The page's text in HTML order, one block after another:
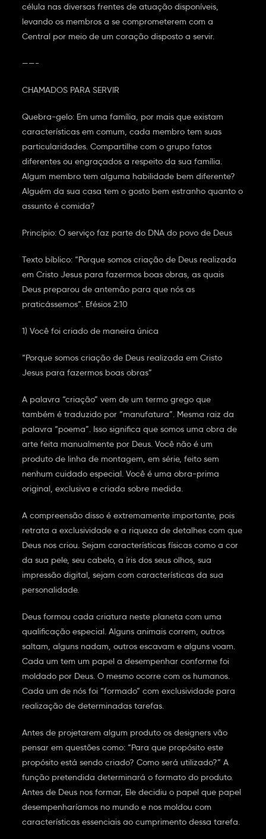
célula nas diversas frentes de atuação disponíveis,
levando os membros a se comprometerem com a
Central por meio de um coração disposto a servir.
——-
CHAMADOS PARA SERVIR
Quebra-gelo: Em uma família, por mais que existam
características em comum, cada membro tem suas
particularidades. Compartilhe com o grupo fatos
diferentes ou engraçados a respeito da sua família.
Algum membro tem alguma habilidade bem diferente?
Alguém da sua casa tem o gosto bem estranho quanto o
assunto é comida?
Princípio: O serviço faz parte do DNA do povo de Deus
Texto bíblico: “Porque somos criação de Deus realizada
em Cristo Jesus para fazermos boas obras, as quais
Deus preparou de antemão para que nós as
praticássemos”. Efésios 2:10
1) Você foi criado de maneira única
“Porque somos criação de Deus realizada em Cristo
Jesus para fazermos boas obras”
A palavra “criação” vem de um termo grego que
também é traduzido por “manufatura”. Mesma raiz da
palavra “poema”. Isso significa que somos uma obra de
arte feita manualmente por Deus. Você não é um
produto de linha de montagem, em série, feito sem
nenhum cuidado especial. Você é uma obra-prima
original, exclusiva e criada sobre medida.
A compreensão disso é extremamente importante, pois
retrata a exclusividade e a riqueza de detalhes com que
Deus nos criou. Sejam características físicas como a cor
da sua pele, seu cabelo, a íris dos seus olhos, sua
impressão digital, sejam com características da sua
personalidade.
Deus formou cada criatura neste planeta com uma
qualificação especial. Alguns animais correm, outros
saltam, alguns nadam, outros escavam e alguns voam.
Cada um tem um papel a desempenhar conforme foi
moldado por Deus. O mesmo ocorre com os humanos.
Cada um de nós foi “formado” com exclusividade para
realização de determinadas tarefas.
Antes de projetarem algum produto os designers vão
pensar em questões como: “Para que propósito este
propósito está sendo criado? Como será utilizado?” A
função pretendida determinará o formato do produto.
Antes de Deus nos formar, Ele decidiu o papel que papel
desempenharíamos no mundo e nos moldou com
características essenciais ao cumprimento dessa tarefa.